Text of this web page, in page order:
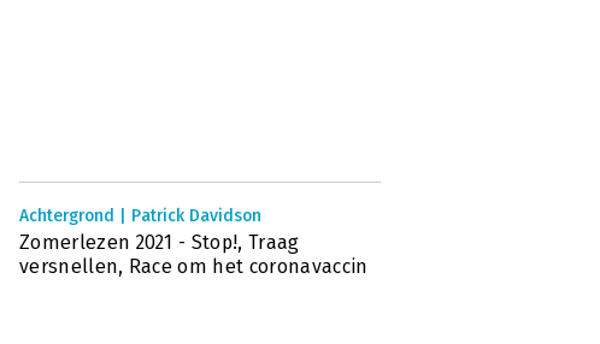
Achtergrond | Patrick Davidson
Zomerlezen 2021 - Stop!, Traag
versnellen, Race om het coronavaccin